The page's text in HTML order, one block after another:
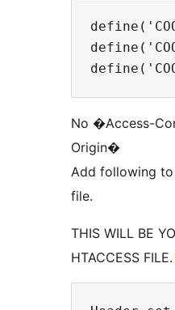
No �Access-
Origin�
Add following
file.
THIS WILL BE
HTACCESS FILE.